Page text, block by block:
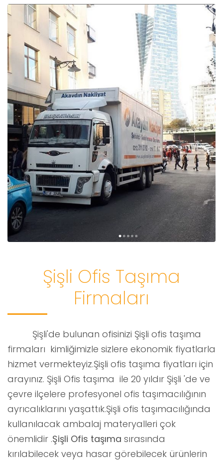
Şişli Ofis Taşıma
Firmaları
Şişli'de bulunan ofisinizi Şişli ofis taşıma
firmaları kimliğimizle sizlere ekonomik fiyatlarla
hizmet vermekteyiz.Şişli ofis taşıma fiyatları için
arayınız. Şişli Ofis taşıma ile 20 yıldır Şişli 'de ve
çevre ilçelere profesyonel ofis taşımacılığının
ayrıcalıklarını yaşattık.Şişli ofis taşımacılığında
kullanılacak ambalaj materyalleri çok
önemlidir .Şişli Ofis taşıma sırasında
kırılabilecek veya hasar görebilecek ürünlerin